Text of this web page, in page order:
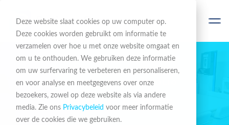
Deze website slaat cookies op uw computer op.
Deze cookies worden gebruikt om informatie te
verzamelen over hoe u met onze website omgaat en
om u te onthouden. We gebruiken deze informatie
om uw surfervaring te verbeteren en personaliseren,
en voor analyse en meetgegevens over onze
bezoekers, zowel op deze website als via andere
media. Zie ons Privacybeleid voor meer informatie
over de cookies die we gebruiken.
EEN COMPLEET PORTFOLIO
Training Center